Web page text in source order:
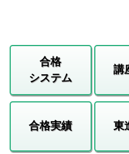
合格
システム
講
合格実績 東